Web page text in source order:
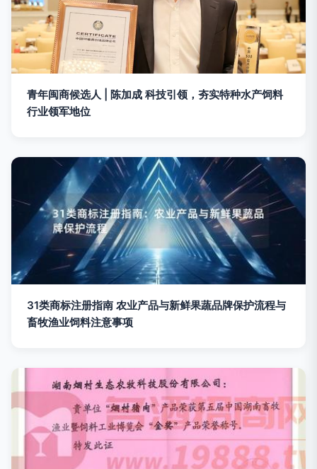
青年闽商候选人 | 陈加成 科技引领，夯实特种水产饲料
行业领军地位
31类商标注册指南 农业产品与新鲜果蔬品牌保护流程与
畜牧渔业饲料注意事项